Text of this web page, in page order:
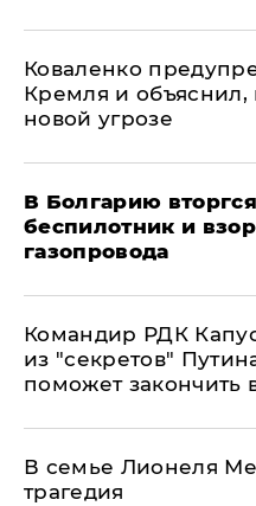
Коваленко
Кремля и объяснил,
новой угрозе
В Болгарию
беспилотник и
газопровода
Командир РДК
из "секретов"
поможет закончить
В семье Лионеля
трагедия